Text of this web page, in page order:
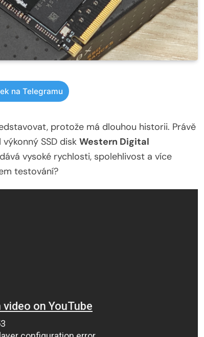
na Telegramu
protože má dlouhou historii. Právě
SSD disk Western Digital
vysoké rychlosti, spolehlivost a více
testování?